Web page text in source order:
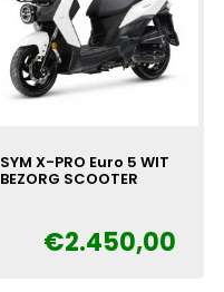
SYM X-PRO Euro 5 WIT
BEZORG SCOOTER
Oorspronkelijke
€2.450,00
Huidige